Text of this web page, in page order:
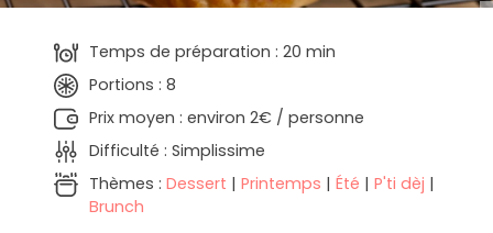
Temps de préparation : 20 min
Portions : 8
Prix moyen : environ 2€ / personne
Difficulté : Simplissime
Thèmes : Dessert | Printemps | Été | P'ti dèj |
Brunch